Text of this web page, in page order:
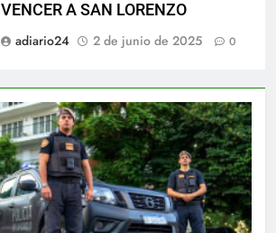
VENCER A SAN LORENZO
adiario24
2 de junio de 2025 0